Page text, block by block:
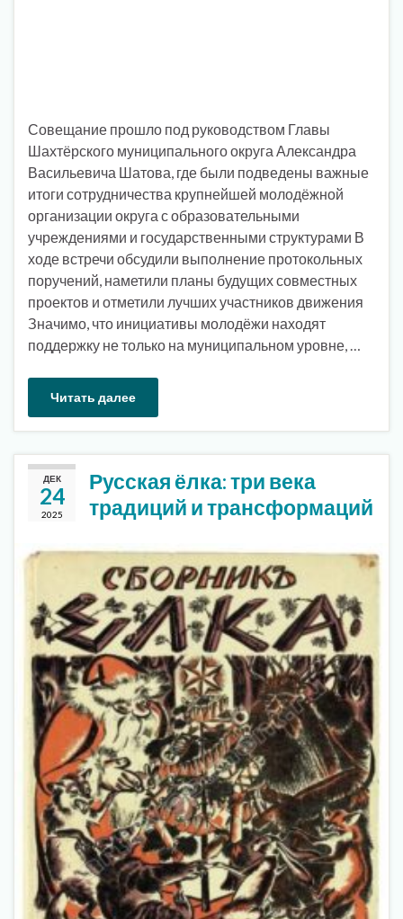
Совещание прошло под руководством Главы
Шахтёрского муниципального округа Александра
Васильевича Шатова, где были подведены важные
итоги сотрудничества крупнейшей молодёжной
организации округа с образовательными
учреждениями и государственными структурами В
ходе встречи обсудили выполнение протокольных
поручений, наметили планы будущих совместных
проектов и отметили лучших участников движения
Значимо, что инициативы молодёжи находят
поддержку не только на муниципальном уровне, …
Читать далее
ДЕК
24
2025
Русская ёлка: три века
традиций и трансформаций